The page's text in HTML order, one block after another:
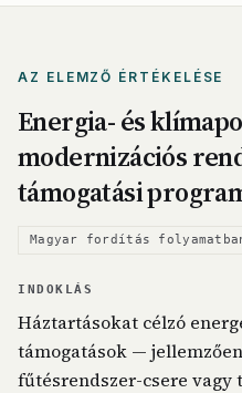
AZ ELEMZŐ ÉRTÉKELÉSE
Energia- és
modernizációs
támogatási
Magyar fordítás
INDOKLÁS
Háztartásokat célzó
támogatások —
fűtésrendszer-csere